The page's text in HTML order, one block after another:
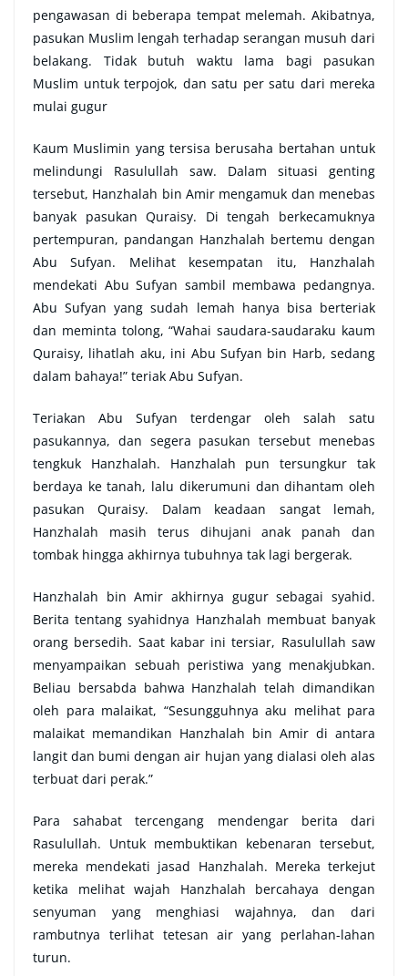
pengawasan di beberapa tempat melemah. Akibatnya,
pasukan Muslim lengah terhadap serangan musuh dari
belakang. Tidak butuh waktu lama bagi pasukan
Muslim untuk terpojok, dan satu per satu dari mereka
mulai gugur
Kaum Muslimin yang tersisa berusaha bertahan untuk
melindungi Rasulullah saw. Dalam situasi genting
tersebut, Hanzhalah bin Amir mengamuk dan menebas
banyak pasukan Quraisy. Di tengah berkecamuknya
pertempuran, pandangan Hanzhalah bertemu dengan
Abu Sufyan. Melihat kesempatan itu, Hanzhalah
mendekati Abu Sufyan sambil membawa pedangnya.
Abu Sufyan yang sudah lemah hanya bisa berteriak
dan meminta tolong, “Wahai saudara-saudaraku kaum
Quraisy, lihatlah aku, ini Abu Sufyan bin Harb, sedang
dalam bahaya!” teriak Abu Sufyan.
Teriakan Abu Sufyan terdengar oleh salah satu
pasukannya, dan segera pasukan tersebut menebas
tengkuk Hanzhalah. Hanzhalah pun tersungkur tak
berdaya ke tanah, lalu dikerumuni dan dihantam oleh
pasukan Quraisy. Dalam keadaan sangat lemah,
Hanzhalah masih terus dihujani anak panah dan
tombak hingga akhirnya tubuhnya tak lagi bergerak.
Hanzhalah bin Amir akhirnya gugur sebagai syahid.
Berita tentang syahidnya Hanzhalah membuat banyak
orang bersedih. Saat kabar ini tersiar, Rasulullah saw
menyampaikan sebuah peristiwa yang menakjubkan.
Beliau bersabda bahwa Hanzhalah telah dimandikan
oleh para malaikat, “Sesungguhnya aku melihat para
malaikat memandikan Hanzhalah bin Amir di antara
langit dan bumi dengan air hujan yang dialasi oleh alas
terbuat dari perak.”
Para sahabat tercengang mendengar berita dari
Rasulullah. Untuk membuktikan kebenaran tersebut,
mereka mendekati jasad Hanzhalah. Mereka terkejut
ketika melihat wajah Hanzhalah bercahaya dengan
senyuman yang menghiasi wajahnya, dan dari
rambutnya terlihat tetesan air yang perlahan-lahan
turun.